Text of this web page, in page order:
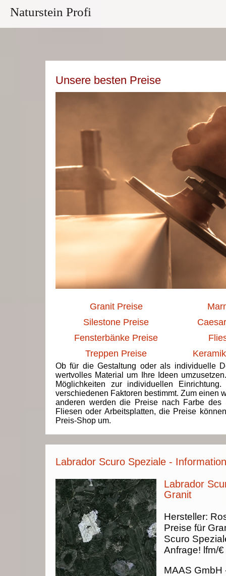
Naturstein Profi
Unsere besten Preise
Granit Preise
Silestone Preise
Fensterbänke Preise
Treppen Preise
Ob für die Gestaltung oder als individuelle
wertvolles Material um Ihre Ideen
Möglichkeiten zur individuellen
verschiedenen Faktoren bestimmt. Zum einen
anderen werden die Preise nach Farbe des
Fliesen oder Arbeitsplatten, die Preise
Preis-Shop um.
Labrador Scuro Speziale -
Labrador
Granit
Hersteller:
Preise für
Scuro
Anfrage! lfm/€
MAAS GmbH